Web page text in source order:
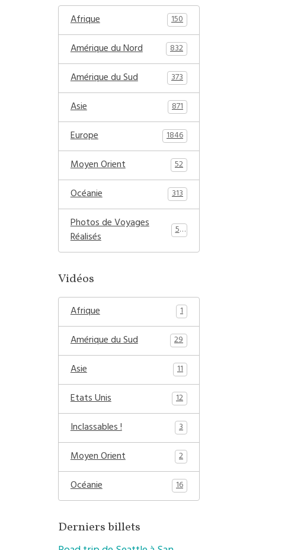
Afrique 150
Amérique du Nord 832
Amérique du Sud 373
Asie 871
Europe 1846
Moyen Orient 52
Océanie 313
Photos de Voyages
Réalisés
54
Vidéos
Afrique 1
Amérique du Sud 29
Asie 11
Etats Unis 12
Inclassables ! 3
Moyen Orient 2
Océanie 16
Derniers billets